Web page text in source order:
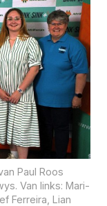
Paul Roos
Van links: Mari-
Ferreira, Lian